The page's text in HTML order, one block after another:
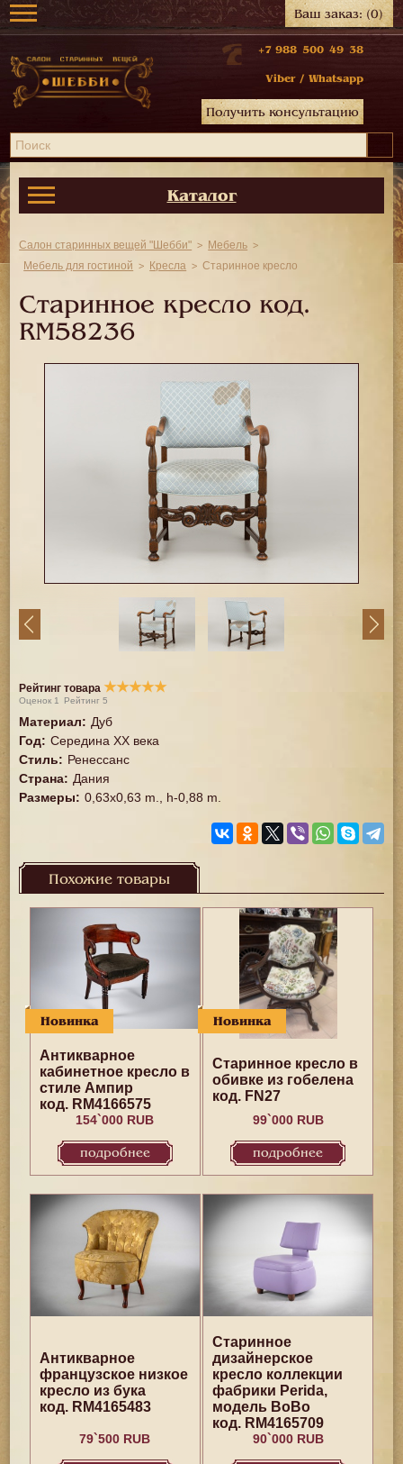
Ваш заказ:(0)
+7 988 500 49 38
Viber / Whatsapp
Получить консультацию
Каталог
Салон старинных вещей "Шебби"
Мебель
Мебель для гостиной
Кресла Старинное кресло
Старинное кресло код.
RM58236
Рейтинг товара ★★★★★
Оценок 1 Рейтинг5
Материал: Дуб
Год: Середина XX векa
Стиль: Ренессанс
Страна: Дания
Размеры: 0,63x0,63 m., h-0,88 m.
Похожие товары
Новинка
Антикварное
кабинетное кресло в
стиле Ампир
код. RM4166575
154`000 RUB
подробнее
Новинка
Старинное кресло в
обивке из гобелена
код. FN27
99`000 RUB
подробнее
Антикварное
французское низкое
кресло из бука
код. RM4165483
79`500 RUB
Старинное
дизайнерское
кресло коллекции
фабрики Perida,
модель BoBo
код. RM4165709
90`000 RUB